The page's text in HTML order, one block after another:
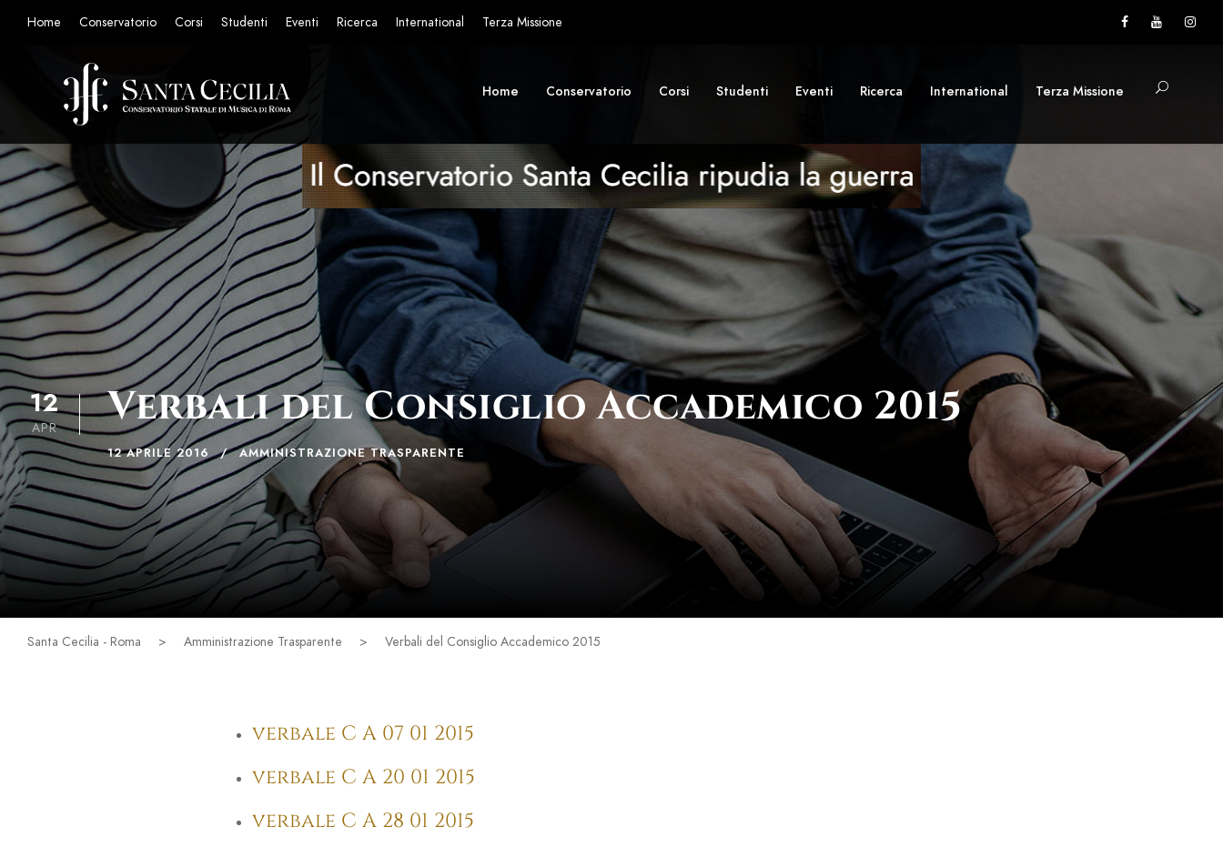
Home Conservatorio Corsi Studenti Eventi Ricerca International Terza Missione
Home Conservatorio Corsi Studenti Eventi Ricerca International Terza Missione
12
APR Verbali del Consiglio Accademico 2015
12 APRILE 2016 AMMINISTRAZIONE TRASPARENTE
Santa Cecilia - Roma > Amministrazione Trasparente > Verbali del Consiglio Accademico 2015
verbale C A 07 01 2015
verbale C A 20 01 2015
verbale C A 28 01 2015